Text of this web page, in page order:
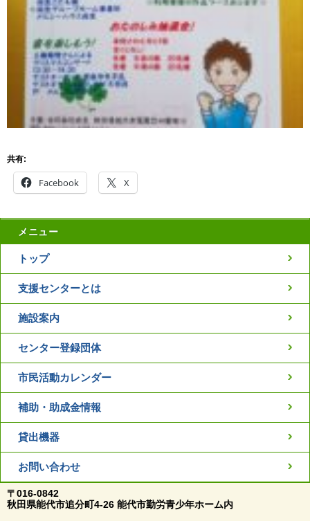
共有:
Facebook X
メニュー
トップ
支援センターとは
施設案内
センター登録団体
市民活動カレンダー
補助・助成金情報
貸出機器
お問い合わせ
〒016-0842
秋田県能代市追分町4-26 能代市勤労青少年ホーム内